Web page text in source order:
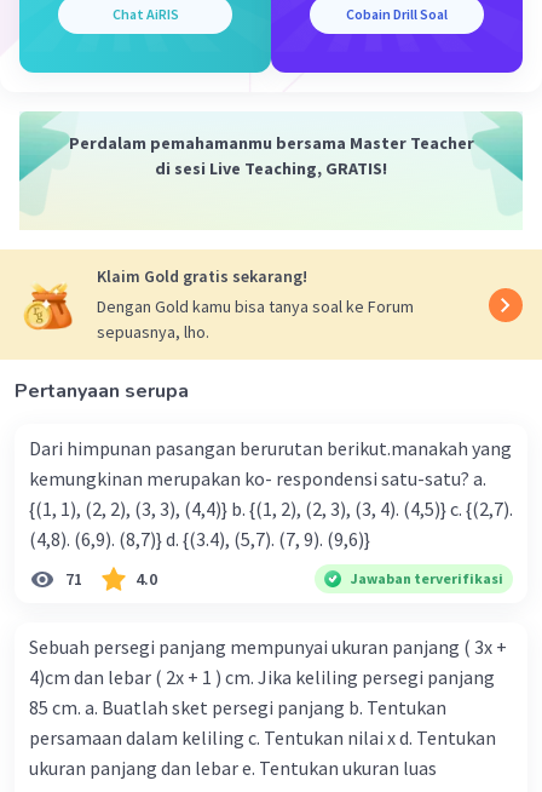
1/4 = 0,25
Sehingga, 0,25 dari jumlah siswa mengikuti
banyak diikuti siswa adalah sains.
Beri Rating
Iklan
Chat AiRIS Cobain Drill Soal
Perdalam pemahamanmu bersama Master Teacher
di sesi Live Teaching, GRATIS!
Klaim Gold gratis sekarang!
Dengan Gold kamu bisa tanya soal ke Forum
sepuasnya, lho.
Pertanyaan serupa
Dari himpunan pasangan berurutan berikut.manakah yang
kemungkinan merupakan ko- respondensi satu-satu? a.
{(1, 1), (2, 2), (3, 3), (4,4)} b. {(1, 2), (2, 3), (3, 4). (4,5)} c. {(2,7).
(4,8). (6,9). (8,7)} d. {(3.4), (5,7). (7, 9). (9,6)}
71 4.0 Jawaban terverifikasi
Sebuah persegi panjang mempunyai ukuran panjang ( 3x +
4)cm dan lebar ( 2x + 1 ) cm. Jika keliling persegi panjang
85 cm. a. Buatlah sket persegi panjang b. Tentukan
persamaan dalam keliling c. Tentukan nilai x d. Tentukan
ukuran panjang dan lebar e. Tentukan ukuran luas